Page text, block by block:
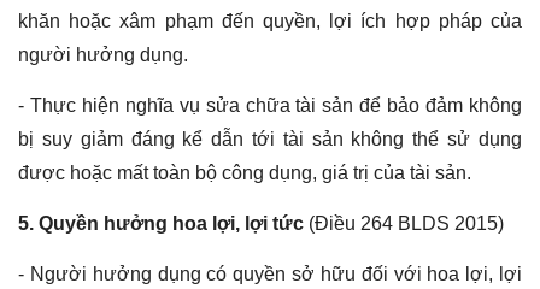
khăn hoặc xâm phạm đến quyền, lợi ích hợp pháp của
người hưởng dụng.
- Thực hiện nghĩa vụ sửa chữa tài sản để bảo đảm không
bị suy giảm đáng kể dẫn tới tài sản không thể sử dụng
được hoặc mất toàn bộ công dụng, giá trị của tài sản.
5. Quyền hưởng hoa lợi, lợi tức (Điều 264 BLDS 2015)
- Người hưởng dụng có quyền sở hữu đối với hoa lợi, lợi